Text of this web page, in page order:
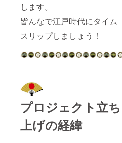
します。
皆んなで江戸時代にタイム
スリップしましょう！
プロジェクト立ち
上げの経緯